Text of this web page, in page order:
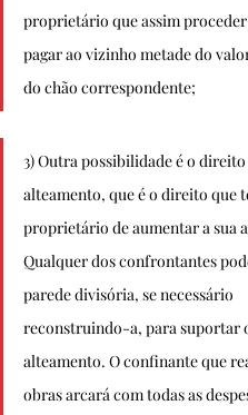
proprietário que assim
pagar ao vizinho metade do
do chão correspondente;
3) Outra possibilidade é o
alteamento, que é o direito que
proprietário de aumentar a sua
Qualquer dos confrontantes
parede divisória, se necessário
reconstruindo-­a, para suportar
alteamento. O confinante que
obras arcará com todas as